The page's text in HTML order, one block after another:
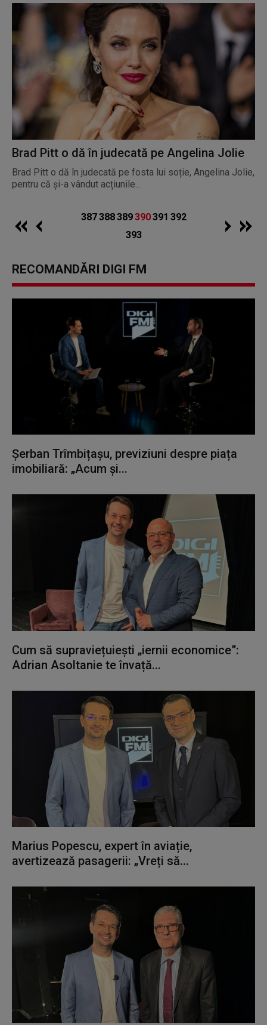
Brad Pitt o dă în judecată pe Angelina Jolie
Brad Pitt o dă în judecată pe fosta lui soție, Angelina Jolie,
pentru că și-a vândut acțiunile...
387388389390391 392
393
RECOMANDĂRI DIGI FM
Șerban Trîmbițașu, previziuni despre piața
imobiliară: „Acum și...
Cum să supraviețuiești „iernii economice”:
Adrian Asoltanie te învață...
Marius Popescu, expert în aviație,
avertizează pasagerii: „Vreți să...